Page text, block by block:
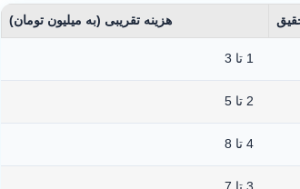
هزینه تقریبی (به میلیون تومان)
1 تا 3
2 تا 5
4 تا 8